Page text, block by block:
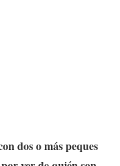
dos o más peques